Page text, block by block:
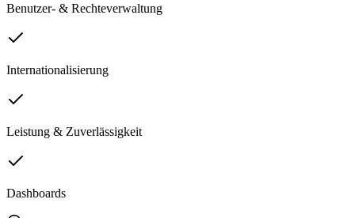
Benutzer- & Rechteverwaltung
Internationalisierung
Leistung & Zuverlässigkeit
Dashboards